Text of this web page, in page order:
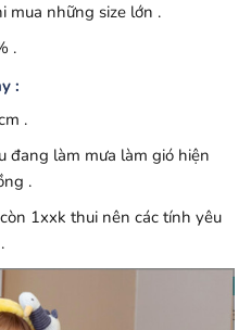
mua những size lớn .
.
:
.
đang làm mưa làm gió hiện
.
1xxk thui nên các tính yêu